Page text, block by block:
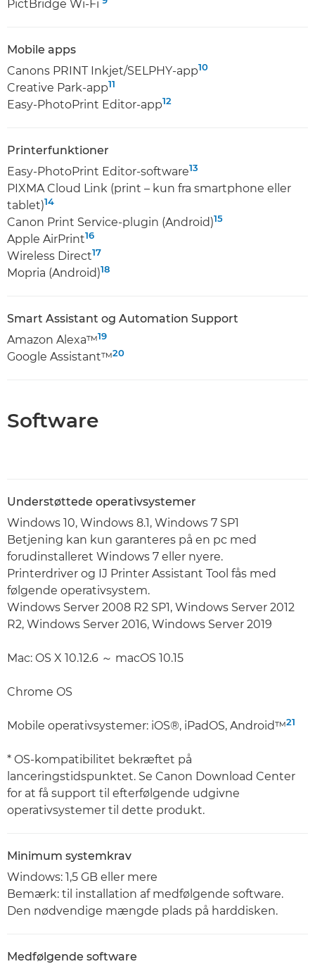
PictBridge Wi-Fi
Mobile apps
Canons PRINT Inkjet/SELPHY-app10
Creative Park-app11
Easy-PhotoPrint Editor-app12
Printerfunktioner
Easy-PhotoPrint Editor-software13
PIXMA Cloud Link (print – kun fra smartphone eller
tablet)14
Canon Print Service-plugin (Android)15
Apple AirPrint16
Wireless Direct17
Mopria (Android)18
Smart Assistant og Automation Support
Amazon Alexa™19
Google Assistant™20
Software
Understøttede operativsystemer
Windows 10, Windows 8.1, Windows 7 SP1
Betjening kan kun garanteres på en pc med
forudinstalleret Windows 7 eller nyere.
Printerdriver og IJ Printer Assistant Tool fås med
følgende operativsystem.
Windows Server 2008 R2 SP1, Windows Server 2012
R2, Windows Server 2016, Windows Server 2019
Mac: OS X 10.12.6 ～ macOS 10.15
Chrome OS
Mobile operativsystemer: iOS®, iPadOS, Android™21
* OS-kompatibilitet bekræftet på
lanceringstidspunktet. Se Canon Download Center
for at få support til efterfølgende udgivne
operativsystemer til dette produkt.
Minimum systemkrav
Windows: 1,5 GB eller mere
Bemærk: til installation af medfølgende software.
Den nødvendige mængde plads på harddisken.
Medfølgende software